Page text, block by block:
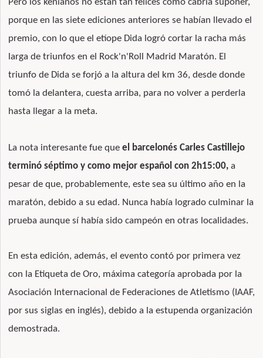
Pero los kenianos no están tan felices como cabría suponer,
porque en las siete ediciones anteriores se habían llevado el
premio, con lo que el etíope Dida logró cortar la racha más
larga de triunfos en el Rock'n'Roll Madrid Maratón. El
triunfo de Dida se forjó a la altura del km 36, desde donde
tomó la delantera, cuesta arriba, para no volver a perderla
hasta llegar a la meta.
La nota interesante fue queel barcelonés Carles Castillejo
terminó séptimo y como mejor español con 2h15:00,a
pesar de que, probablemente, este sea su último año en la
maratón, debido a su edad. Nunca había logrado culminar la
prueba aunque sí había sido campeón en otras localidades.
En esta edición, además, el evento contó por primera vez
con la Etiqueta de Oro, máxima categoría aprobada por la
Asociación Internacional de Federaciones de Atletismo (IAAF,
por sus siglas en inglés), debido a la estupenda organización
demostrada.